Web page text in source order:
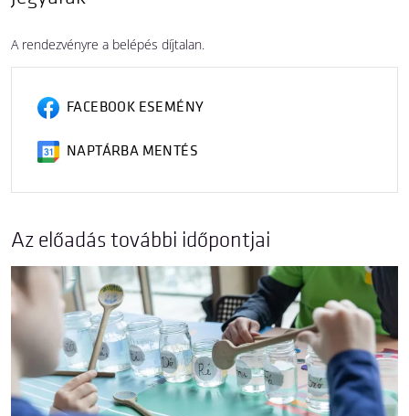
A rendezvényre a belépés díjtalan.
FACEBOOK ESEMÉNY
NAPTÁRBA MENTÉS
Az előadás további időpontjai